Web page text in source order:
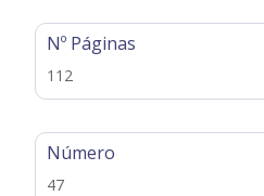
Nº Páginas
112
Número
47